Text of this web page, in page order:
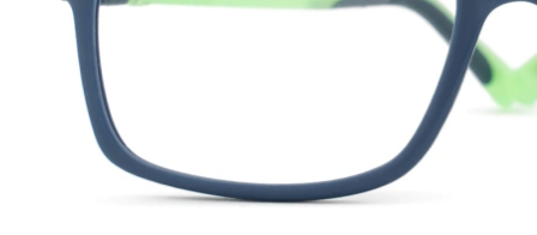
121 mm
34 mm
Largeur des verres
52 mm
Largeur des verres
Largeur
des